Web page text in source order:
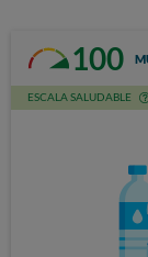
100
ESCALA SALUDABLE